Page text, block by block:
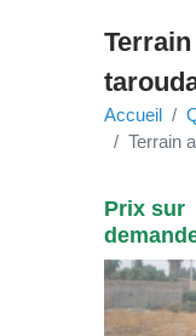
Accueil
Terrain
Prix sur